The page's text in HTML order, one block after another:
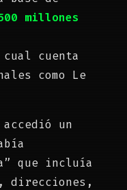
millones
cuenta
como Le
un
que incluía
direcciones,